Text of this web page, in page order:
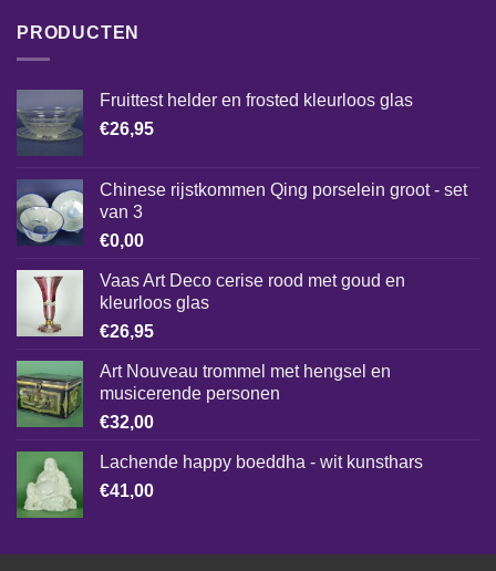
PRODUCTEN
Fruittest helder en frosted kleurloos glas
€26,95
Chinese rijstkommen Qing porselein groot - set
van 3
€0,00
Vaas Art Deco cerise rood met goud en
kleurloos glas
€26,95
Art Nouveau trommel met hengsel en
musicerende personen
€32,00
Lachende happy boeddha - wit kunsthars
€41,00